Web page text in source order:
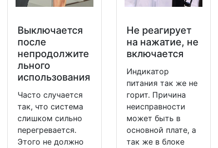
Выключается
после
непродолжите
льного
использования
Часто случается
так, что система
слишком сильно
перегревается.
Этого не должно
Не реагирует
на нажатие, не
включается
Индикатор
питания так же не
горит. Причина
неисправности
может быть в
основной плате, а
так же в блоке